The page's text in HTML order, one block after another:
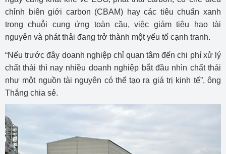
chỉnh biên giới carbon (CBAM) hay các tiêu chuẩn xanh
trong chuỗi cung ứng toàn cầu, việc giảm tiêu hao tài
nguyên và phát thải đang trở thành một yếu tố cạnh tranh.
“Nếu trước đây doanh nghiệp chỉ quan tâm đến chi phí xử lý
chất thải thì nay nhiều doanh nghiệp bắt đầu nhìn chất thải
như một nguồn tài nguyên có thể tạo ra giá trị kinh tế”, ông
Thắng chia sẻ.